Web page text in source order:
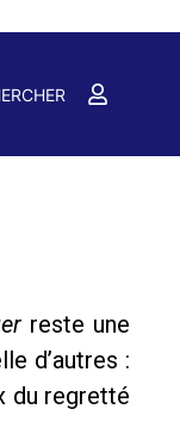
reste une
d’autres :
du regretté